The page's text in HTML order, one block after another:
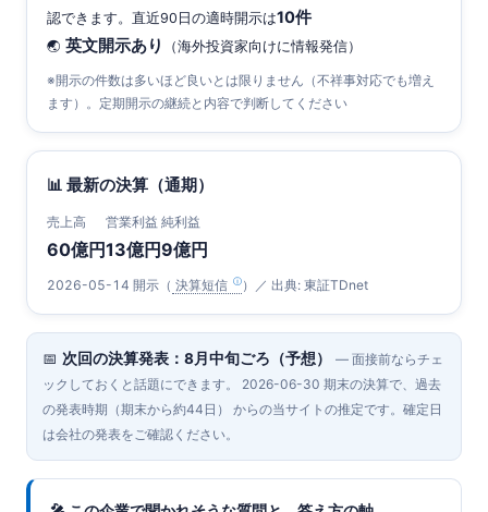
認できます。直近90日の適時開示は10件
🌏 英文開示あり （海外投資家向けに情報発信）
※開示の件数は多いほど良いとは限りません（不祥事対応でも増え
ます）。定期開示の継続と内容で判断してください
📊 最新の決算（通期）
売上高
60億円
営業利益
13億円
純利益
9億円
2026-05-14 開示（ 決算短信 ）／ 出典: 東証TDnet
📅 次回の決算発表：8月中旬ごろ（予想）
— 面接前ならチェ
ックしておくと話題にできます。 2026-06-30 期末の決算で、過去
の発表時期（期末から約44日） からの当サイトの推定です。確定日
は会社の発表をご確認ください。